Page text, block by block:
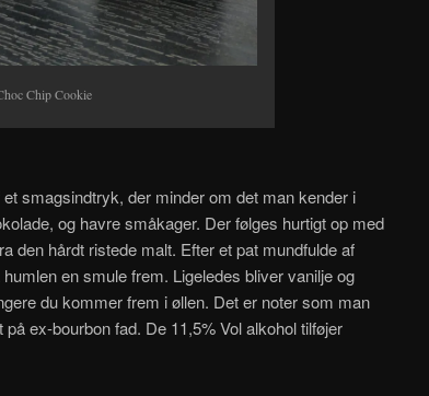
Chip Cookie
smagsindtryk, der minder om det man kender i
og havre småkager. Der følges hurtigt op med
den hårdt ristede malt. Efter et pat mundfulde af
en smule frem. Ligeledes bliver vanilje og
du kommer frem i øllen. Det er noter som man
ex-bourbon fad. De 11,5% Vol alkohol tilføjer